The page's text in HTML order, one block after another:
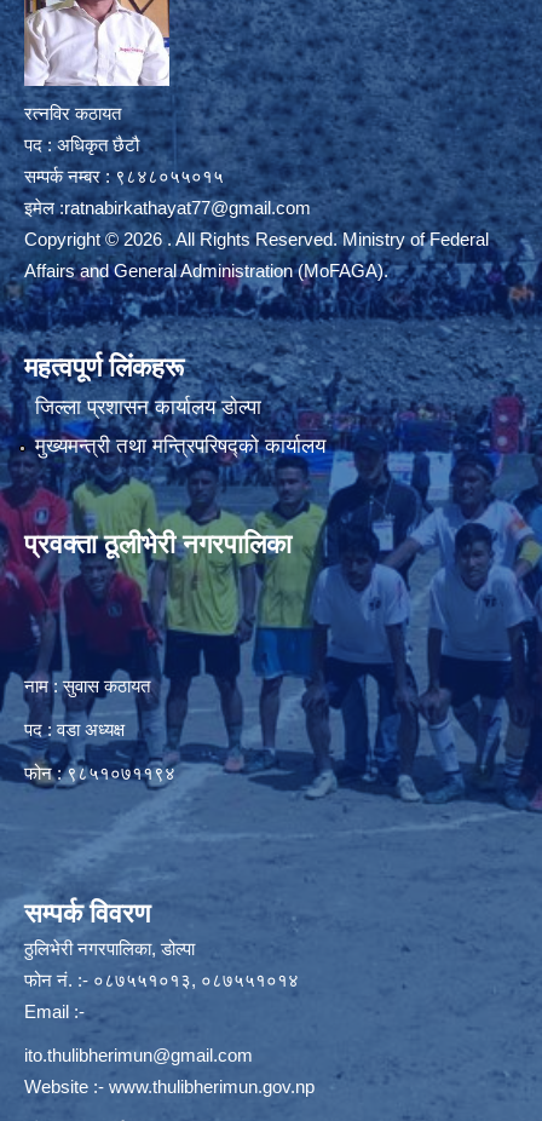
रत्नविर कठायत
पद : अधिकृत छैटौ
सम्पर्क नम्बर : ९८४८०५५०१५
इमेल :ratnabirkathayat77@gmail.com
Copyright © 2026 . All Rights Reserved. Ministry of Federal
Affairs and General Administration (MoFAGA).
महत्वपूर्ण लिंकहरू
जिल्ला प्रशासन कार्यालय डाेल्पा
मुख्यमन्त्री तथा मन्त्रिपरिषद्को कार्यालय
प्रवक्ता ठूलीभेरी नगरपालिका
नाम : सुवास कठायत
पद : वडा अध्यक्ष
फोन : ९८५१०७११९४
सम्पर्क विवरण
ठुलिभेरी नगरपालिका, डोल्पा
फोन नं. :- ०८७५५१०१३, ०८७५५१०१४
Email :-
ito.thulibherimun@gmail.com
Website :- www.thulibherimun.gov.np